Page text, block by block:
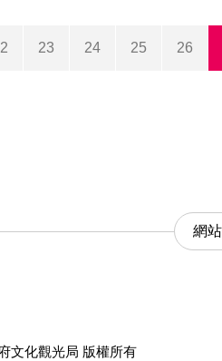
23 24 25 26
網
文化觀光局 版權所有